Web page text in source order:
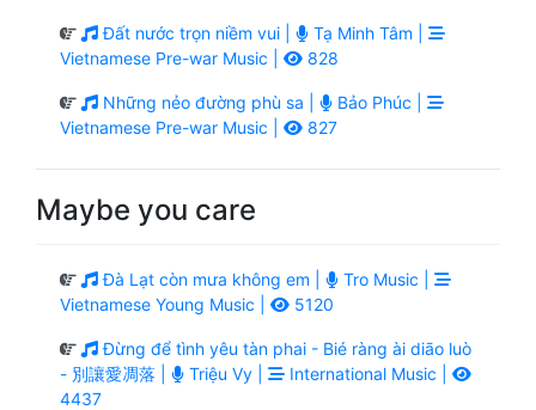
Đất nước trọn niềm vui |
Tạ Minh Tâm |
Vietnamese Pre-war Music |
828
Những nẻo đường phù sa |
Bảo Phúc |
Vietnamese Pre-war Music |
827
Maybe you care
Đà Lạt còn mưa không em |
Tro Music |
Vietnamese Young Music |
5120
Đừng để tình yêu tàn phai - Bié ràng ài diāo luò
- 別讓愛凋落 |
Triệu Vy |
International Music |
4437